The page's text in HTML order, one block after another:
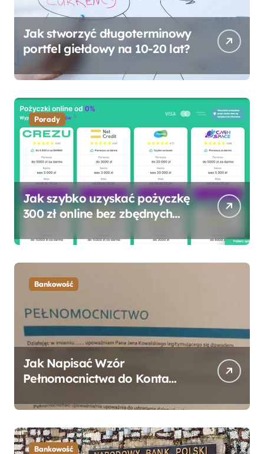
Jak stworzyć długoterminowy
portfel giełdowy na 10-20 lat?
Porady
Jak szybko uzyskać pożyczkę
300 zł online bez zbędnych
Bankowość
Jak Napisać Wzór
Pełnomocnictwa do Konta
Przewodnik
Bankowość